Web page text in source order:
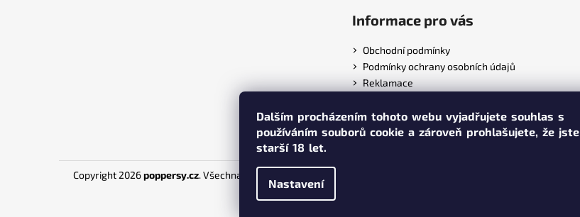
Dalším procházením tohoto webu vyjadřujete souhlas s
používáním souborů cookie a zároveň prohlašujete, že jste
starší 18 let.
Nastavení
Informace pro vás
Obchodní podmínky
Podmínky ochrany osobních údajů
Reklamace
Copyright 2026poppersy.cz. Všechna práva vyhrazena.